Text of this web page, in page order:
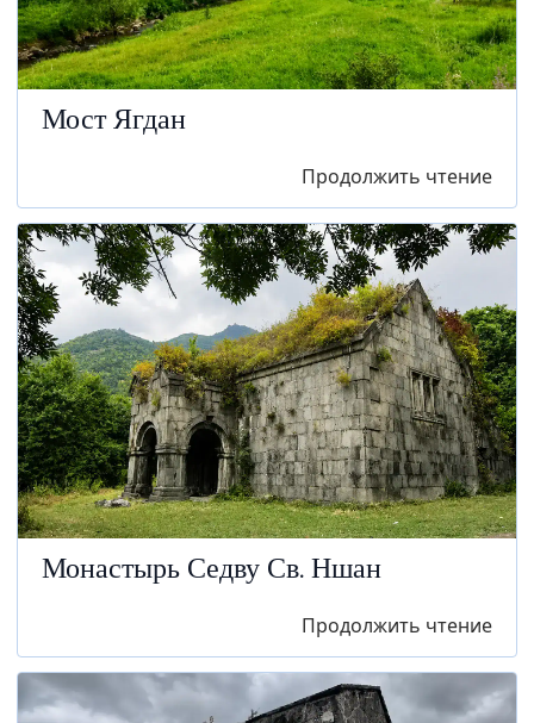
Мост Ягдан
Продолжить чтение
Монастырь Седву Св. Ншан
Продолжить чтение